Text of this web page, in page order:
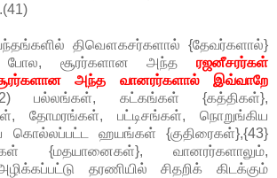
.(41)
திவௌகசர்களால் {தேவர்களால்}
போல, சூரர்களான அந்த ரஜனீசரர்கள்
அந்த வானரர்களால் இவ்வாறே
பல்லங்கள், கட்கங்கள் {கத்திகள்},
தோமரங்கள், பட்டிசங்கள், நொறுங்கிய
கொல்லப்பட்ட ஹயங்கள் {குதிரைகள்},{43}
{மதயானைகள்}, வானரர்களாலும்,
தரணியில் சிதறிக் கிடக்கும்